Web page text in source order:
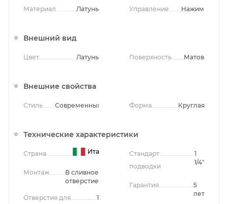
Материал Латунь Управление Нажимное
Внешний вид
Цвет Латунь Поверхность Матовая
Внешние свойства
Стиль Современный Форма Круглая
Технические характеристики
Страна Италия
Монтаж
В сливное
отверстие
Отверстия для
1
Стандарт
подводки
1
1/4"
Гарантия
5
лет